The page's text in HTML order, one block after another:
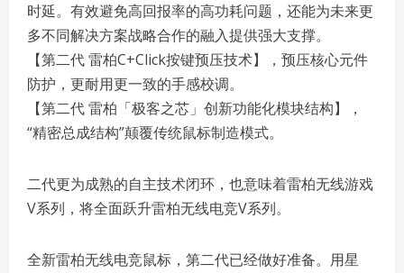
时延。有效避免高回报率的高功耗问题，还能为未来更
多不同解决方案战略合作的融入提供强大支撑。
【第二代 雷柏C+Click按键预压技术】，预压核心元件
防护，更耐用更一致的手感校调。
【第二代 雷柏「极客之芯」创新功能化模块结构】，
“精密总成结构”颠覆传统鼠标制造模式。
二代更为成熟的自主技术闭环，也意味着雷柏无线游戏
V系列，将全面跃升雷柏无线电竞V系列。
全新雷柏无线电竞鼠标，第二代已经做好准备。用星